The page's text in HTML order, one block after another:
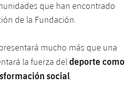
que han encontrado
de la Fundación.
mucho más que una
la fuerza del deporte como
social